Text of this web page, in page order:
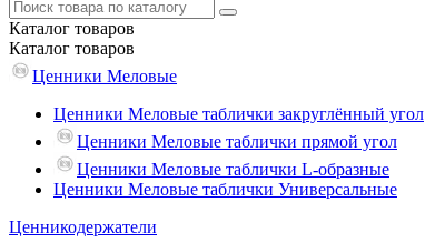
Каталог товаров
Каталог товаров
Ценники Меловые
Ценники Меловые таблички закруглённый угол
Ценники Меловые таблички прямой угол
Ценники Меловые таблички L-образные
Ценники Меловые таблички Универсальные
Ценникодержатели